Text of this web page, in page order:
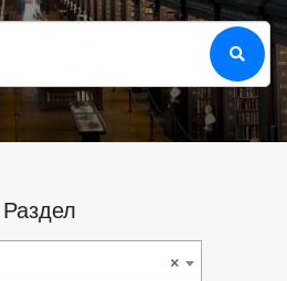
Раздел
×